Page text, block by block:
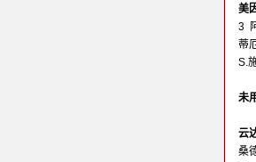
美
3
蒂
S.
未
云
桑